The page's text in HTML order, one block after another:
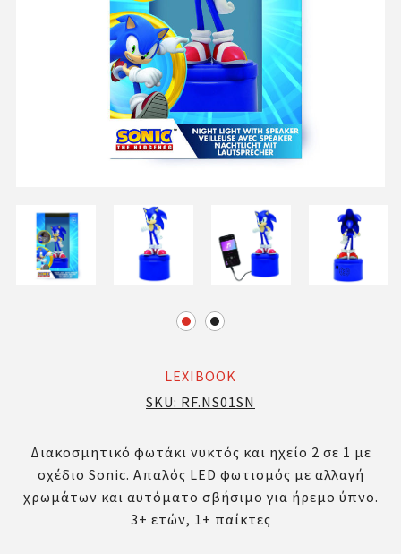
LEXIBOOK
SKU: RF.NS01SN
Διακοσμητικό φωτάκι νυκτός και ηχείο 2 σε 1 με
σχέδιο Sonic. Απαλός LED φωτισμός με αλλαγή
χρωμάτων και αυτόματο σβήσιμο για ήρεμο ύπνο.
3+ ετών, 1+ παίκτες